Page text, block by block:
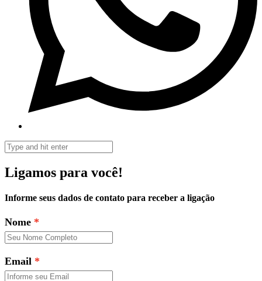
Ligamos para você!
Informe seus dados de contato para receber a ligação
Nome
Email